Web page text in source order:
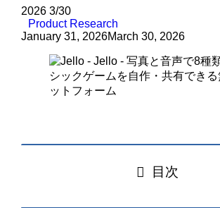
2026 3/30
Product Research
January 31, 2026March 30, 2026
目次